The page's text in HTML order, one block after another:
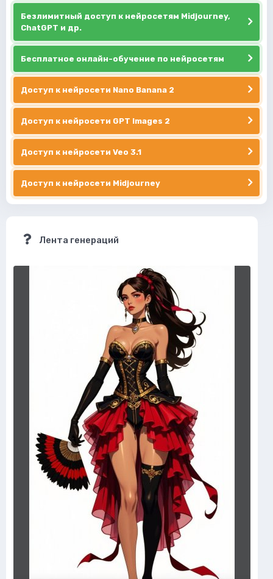
Безлимитный доступ к нейросетям Midjourney,
ChatGPT и др.
Бесплатное онлайн-обучение по нейросетям
Доступ к нейросети Nano Banana 2
Доступ к нейросети GPT Images 2
Доступ к нейросети Veo 3.1
Доступ к нейросети Midjourney
Лента генераций